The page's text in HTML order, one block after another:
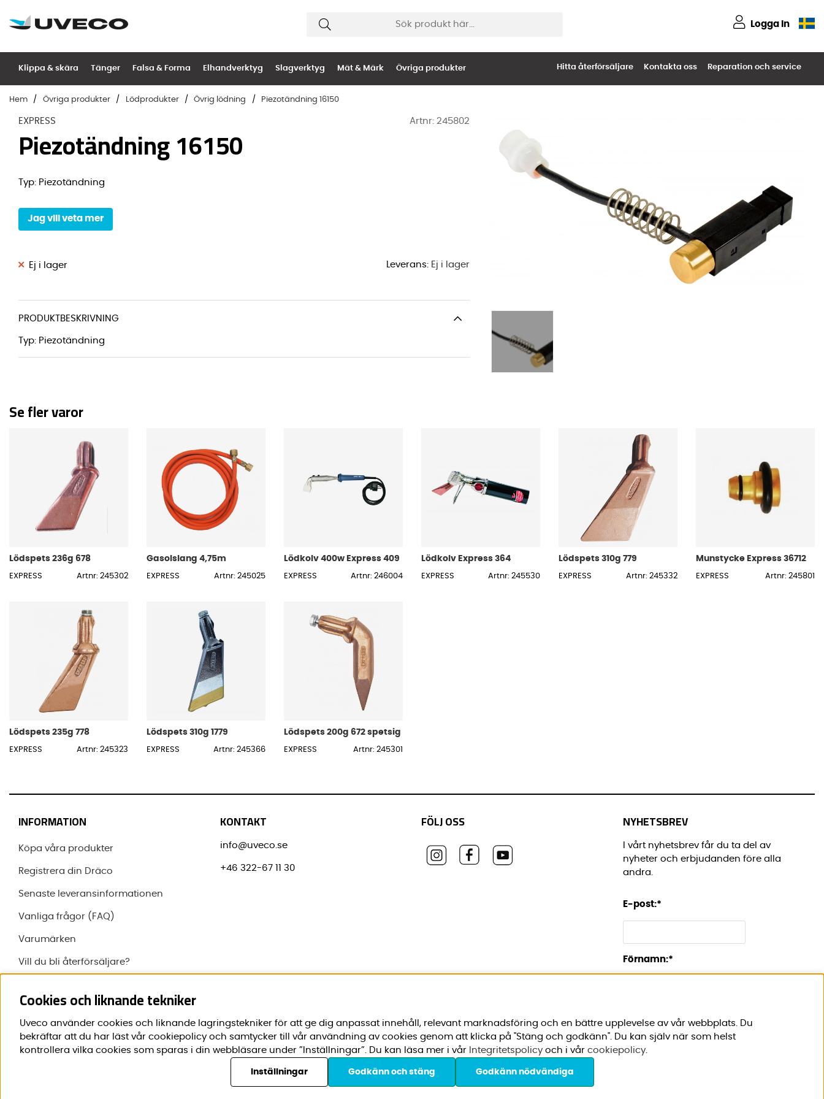
Logga in
Klippa & skära Tänger Falsa & Forma Elhandverktyg Slagverktyg Mät & Märk Övriga produkter Hitta återförsäljare Kontakta oss Reparation och service
Hem Övriga produkter Lödprodukter Övrig lödning Piezotändning 16150
EXPRESS Artnr: 245802
Piezotändning 16150
Typ: Piezotändning
Jag vill veta mer
Leverans: Ej i lager
PRODUKTBESKRIVNING
Typ: Piezotändning
Se fler varor
Lödspets 236g 678
EXPRESS Artnr: 245302
Gasolslang 4,75m
EXPRESS Artnr: 245025
Lödkolv 400w Express 409
EXPRESS Artnr: 246004
Lödkolv Express 364
EXPRESS Artnr: 245530
Lödspets 310g 779
EXPRESS Artnr: 245332
Munstycke Express 36712
EXPRESS Artnr: 245801
Lödspets 235g 778
EXPRESS Artnr: 245323
Lödspets 310g 1779
EXPRESS Artnr: 245366
Lödspets 200g 672 spetsig
EXPRESS Artnr: 245301
INFORMATION
Köpa våra produkter
Registrera din Dräco
Senaste leveransinformationen
Vanliga frågor (FAQ)
Varumärken
Vill du bli återförsäljare?
KONTAKT
info@uveco.se
+46 322-67 11 30
FÖLJ OSS NYHETSBREV
I vårt nyhetsbrev får du ta del av
nyheter och erbjudanden före alla
andra.
E-post:*
Förnamn:*
läs mer här
Cookies och liknande tekniker
Uveco använder cookies och liknande lagringstekniker för att ge dig anpassat innehåll, relevant marknadsföring och en bättre upplevelse av vår webbplats. Du
bekräftar att du har läst vår cookiepolicy och samtycker till vår användning av cookies genom att klicka på "Stäng och godkänn". Du kan själv när som helst
kontrollera vilka cookies som sparas i din webbläsare under ”Inställningar”. Du kan läsa mer i vår Integritetspolicy och i vår cookiepolicy.
Inställningar Godkänn och stäng Godkänn nödvändiga